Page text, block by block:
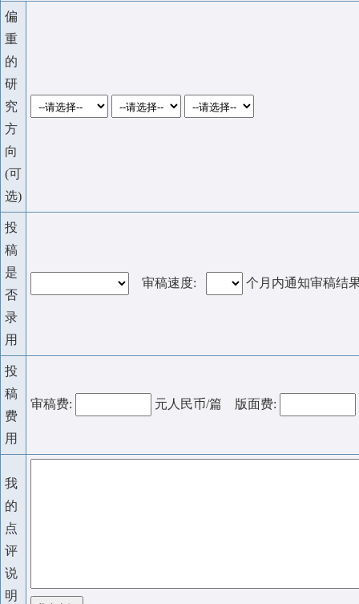
偏
重
的
研
究
方
向
(可
选)
投
稿
是
否
录
用
审稿速度: 个月内通知审稿结
投
稿
费
用
审稿费: 元人民币/篇 版面费:
我
的
点
评
说
明